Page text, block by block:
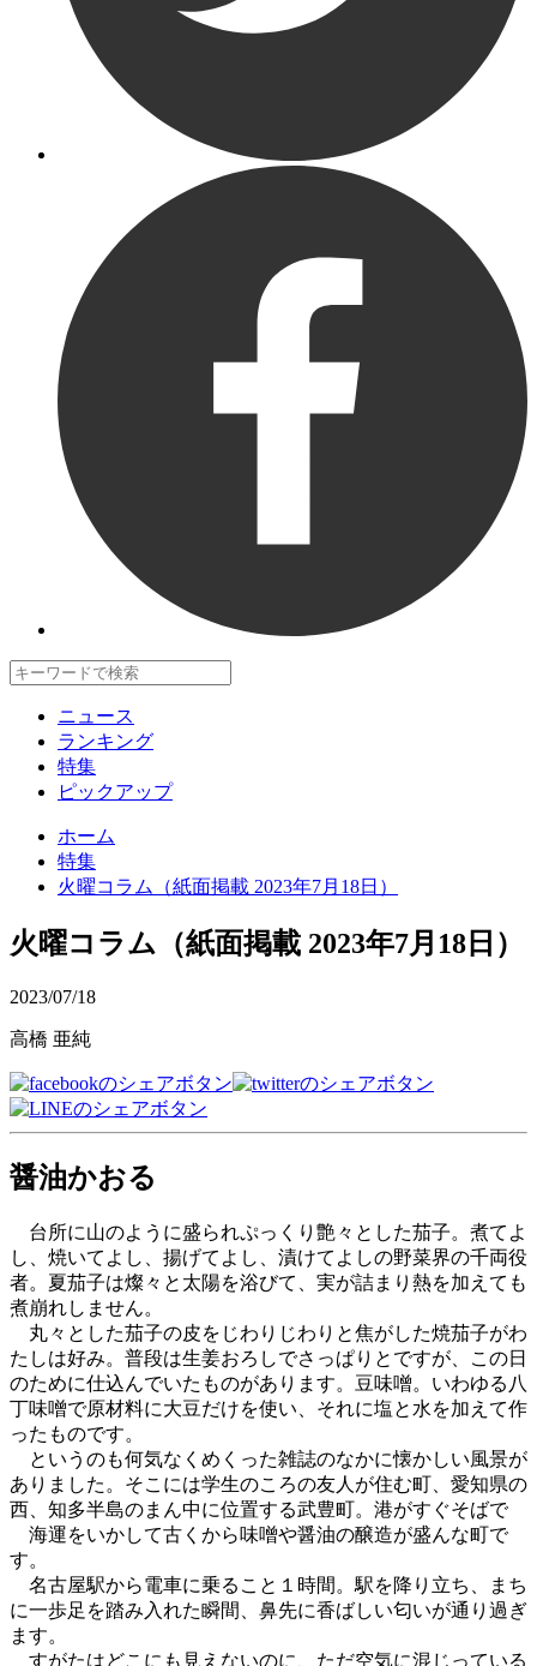
ニュース
ランキング
特集
ピックアップ
ホーム
特集
火曜コラム（紙面掲載 2023年7月18日）
火曜コラム（紙面掲載 2023年7月18日）
2023/07/18
高橋 亜純
醤油かおる
台所に山のように盛られぷっくり艶々とした茄子。煮てよ
し、焼いてよし、揚げてよし、漬けてよしの野菜界の千両役
者。夏茄子は燦々と太陽を浴びて、実が詰まり熱を加えても
煮崩れしません。
丸々とした茄子の皮をじわりじわりと焦がした焼茄子がわ
たしは好み。普段は生姜おろしでさっぱりとですが、この日
のために仕込んでいたものがあります。豆味噌。いわゆる八
丁味噌で原材料に大豆だけを使い、それに塩と水を加えて作
ったものです。
というのも何気なくめくった雑誌のなかに懐かしい風景が
ありました。そこには学生のころの友人が住む町、愛知県の
西、知多半島のまん中に位置する武豊町。港がすぐそばで
海運をいかして古くから味噌や醤油の醸造が盛んな町で
す。
名古屋駅から電車に乗ること１時間。駅を降り立ち、まち
に一歩足を踏み入れた瞬間、鼻先に香ばしい匂いが通り過ぎ
ます。
すがたはどこにも見えないのに、ただ空気に混じっている